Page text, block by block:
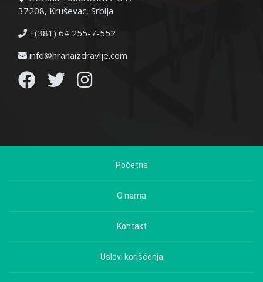
37208, Kruševac, Srbija
+(381) 64 255-7-552
info@hranaizdravlje.com
Početna
O nama
Kontakt
Uslovi korišćenja